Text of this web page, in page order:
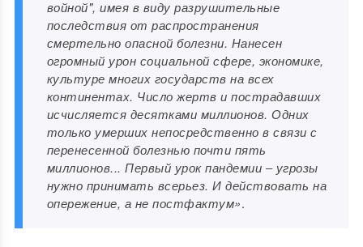
войной", имея в виду разрушительные
последствия от распространения
смертельно опасной болезни. Нанесен
огромный урон социальной сфере, экономике,
культуре многих государств на всех
континентах. Число жертв и пострадавших
исчисляется десятками миллионов. Одних
только умерших непосредственно в связи с
перенесенной болезнью почти пять
миллионов... Первый урок пандемии ‒ угрозы
нужно принимать всерьез. И действовать на
опережение, а не постфактум».